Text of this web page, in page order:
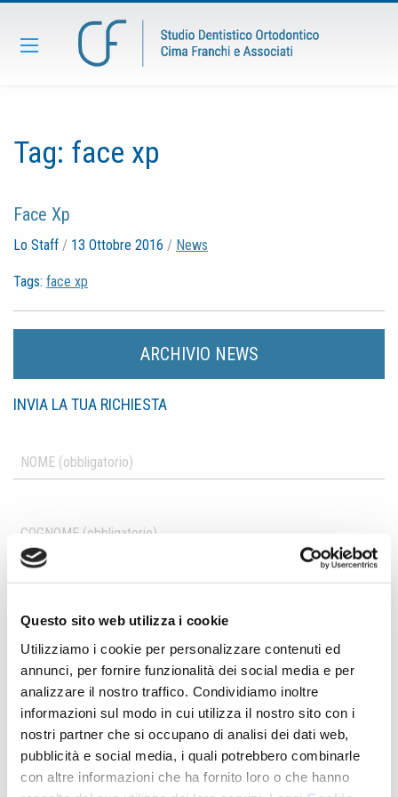
Questo sito web utilizza i cookie
Utilizziamo i cookie per personalizzare contenuti ed
annunci, per fornire funzionalità dei social media e per
analizzare il nostro traffico. Condividiamo inoltre
informazioni sul modo in cui utilizza il nostro sito con i
nostri partner che si occupano di analisi dei dati web,
pubblicità e social media, i quali potrebbero combinarle
con altre informazioni che ha fornito loro o che hanno
Tag: face xp
Face Xp
Lo Staff / 13 Ottobre 2016 / News
Tags: face xp
ARCHIVIO NEWS
INVIA LA TUA RICHIESTA